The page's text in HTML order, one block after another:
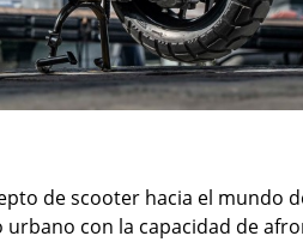
de scooter hacia el mundo
con la capacidad de